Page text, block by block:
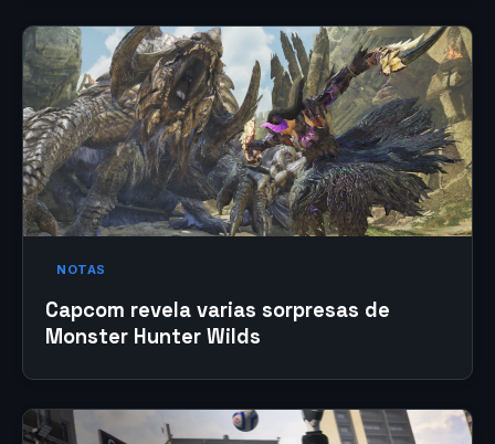
NOTAS
Capcom revela varias sorpresas de
Monster Hunter Wilds